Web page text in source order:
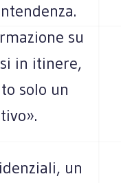
su
in itinere,
solo un
un